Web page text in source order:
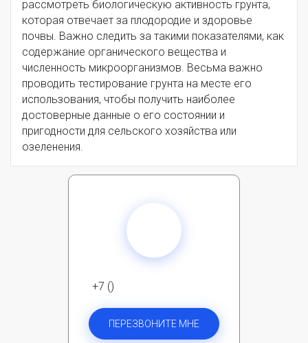
рассмотреть биологическую активность грунта,
которая отвечает за плодородие и здоровье
почвы. Важно следить за такими показателями, как
содержание органического вещества и
численность микроорганизмов. Весьма важно
проводить тестирование грунта на месте его
использования, чтобы получить наиболее
достоверные данные о его состоянии и
пригодности для сельского хозяйства или
озеленения.
+7 ()
ПЕРЕЗВОНИТЕ МНЕ